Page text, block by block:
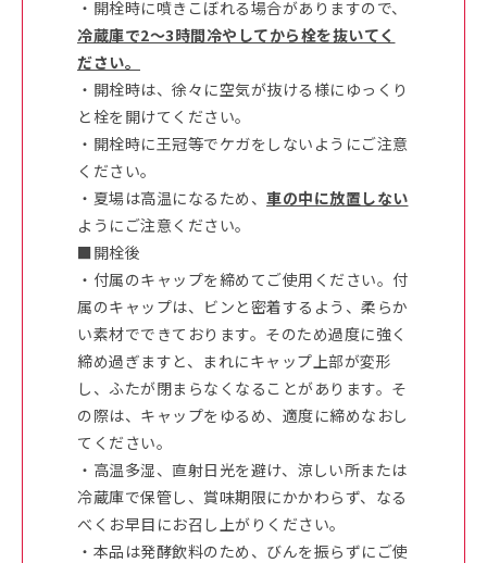
・開栓時に噴きこぼれる場合がありますので、
冷蔵庫で2～3時間冷やしてから栓を抜いてく
ださい。
・開栓時は、徐々に空気が抜ける様にゆっくり
と栓を開けてください。
・開栓時に王冠等でケガをしないようにご注意
ください。
・夏場は高温になるため、 車の中に放置しない
ようにご注意ください。
■開栓後
・付属のキャップを締めてご使用ください。付
属のキャップは、ビンと密着するよう、柔らか
い素材でできております。そのため過度に強く
締め過ぎますと、まれにキャップ上部が変形
し、ふたが閉まらなくなることがあります。そ
の際は、キャップをゆるめ、適度に締めなおし
てください。
・高温多湿、直射日光を避け、涼しい所または
冷蔵庫で保管し、賞味期限にかかわらず、なる
べくお早目にお召し上がりください。
・本品は発酵飲料のため、びんを振らずにご使